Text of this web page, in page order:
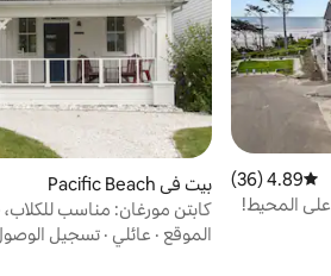
متوسط التقييم 4.89 من 5، 36 مراجعات
4.89 (36)
على المحيط!
بيت في Pacific Beach
كابتن مورغان: مناسب
الحديقة
الموقع · عائلي · تسجيل